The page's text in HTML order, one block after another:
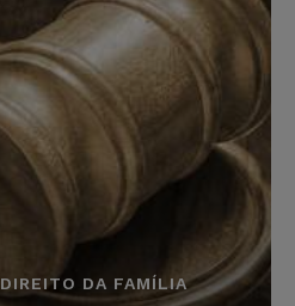
DIREITO DA FAMÍLIA